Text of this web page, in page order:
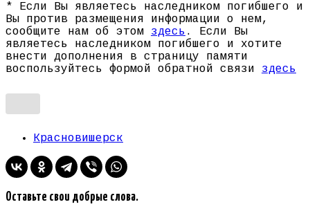
* Если Вы являетесь наследником погибшего и
Вы против размещения информации о нем,
сообщите нам об этом здесь . Если Вы
являетесь наследником погибшего и хотите
внести дополнения в страницу памяти
воспользуйтесь формой обратной связи здесь
Красновишерск
Оставьте свои добрые слова.